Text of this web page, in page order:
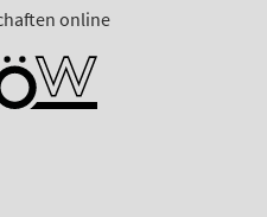
online